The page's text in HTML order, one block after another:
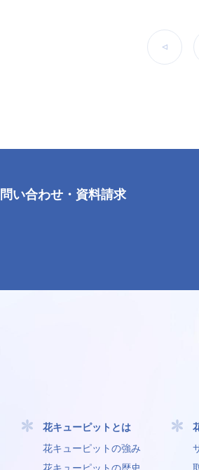
前へ
い合わせ ・ 資料請求
花キューピットとは
花キューピットの強み